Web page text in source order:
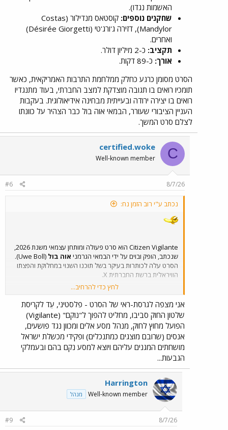
האשמות נגדו).
שחקנים נוספים:
קוסטאס מנדילור (Costas
Mandylor), דזירה ג'ורג'טי (Désirée Giorgetti)
ואחרים.
תקציב: כ-2 מיליון דולר.
אורך: כ-89 דקות.
הסרט מסומן כרגע כחלק ממלחמת התרבות האמריקאית, כאשר
תומכיו רואים בו תגובה מוצדקת למצב החברתי, בעוד מתנגדיו
רואים בו יצירה ירודה ובעייתית מבחינה אידיאולוגית. בעקבות
העניין הציבורי שעורר, הבמאי אוה בול כבר הצהיר על כוונתו
לצלם סרט המשך.
C
certified.woke
Well-known member
8/7/26
#6
נכתב ע"י רוב הזמן נח:
Citizen Vigilante הוא סרט פעולה ומותחן עצמאי משנת 2026,
שנכתב, הופק ובוים על ידי הבמאי הגרמני אוה בול
(Uwe Boll).
הסרט עלה לכותרות בעיקר בשל תוכנו השנוי במחלוקת והפצתו
הוויראלית ברשת החברתית X.
להלן הפרטים המרכזיים על הסרט:
עלילה ותוכן​
הסרט עוקב אחר מייקל סנדרס (בגילומו של ארמי האמר), איש
עסקים אמריקאי אמיד המתגורר באירופה. לאחר שהוא עד
לקריסת שלטון החוק סביבו, הוא מחליט להפוך ל"נוקם"
פושעים, אנסים (שרובם מוצגים כמהגרים) ופקידים מושחתים
המגנים עליהם. הסרט מציג את תהליך הפיכתו של סנדרס לדמות
נערצת בקרב הציבור, בעוד רשויות החוק מנסות לעצרו.
הפצה ופרסום​
לחץ כדי להרחיב...
אני מצפה לגרסת-ראי של הסרט - פלסטיני, עֵד לקריסת
שלטון החוק סביבו, מחליט להפוך ל"נוקם" (Vigilante)
הפועל מחוץ לחוק, מנהל מסע אלים ומכוון נגד פושעים,
אנסים (שרובם מוצגים כמתנכלים) ופקידי מכשלת ישראל
מושחתים המגנים עליהם ויוצא למסע נקם בהם ובעמלקי
הגבעות...
Harrington
Well-known member מנהל
8/7/26
#9